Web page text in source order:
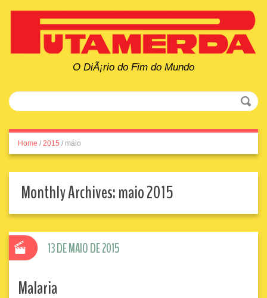
O DiÃ¡rio do Fim do Mundo
Home / 2015 / maio
Monthly Archives:maio 2015
Malaria
13 DE MAIO DE 2015